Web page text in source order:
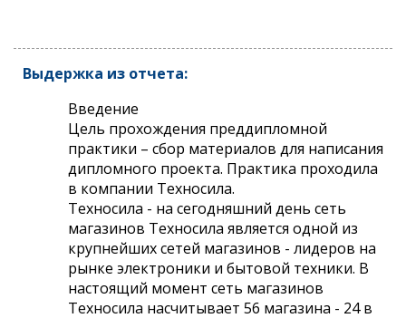
Выдержка из отчета:
Введение
Цель прохождения преддипломной
практики – сбор материалов для написания
дипломного проекта. Практика проходила
в компании Техносила.
Техносила - на сегодняшний день сеть
магазинов Техносила является одной из
крупнейших сетей магазинов - лидеров на
рынке электроники и бытовой техники. В
настоящий момент сеть магазинов
Техносила насчитывает 56 магазина - 24 в